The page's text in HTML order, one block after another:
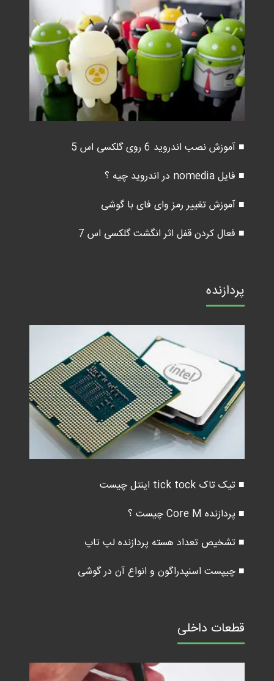
■ آموزش نصب اندروید 6 روی گلکسی اس 5
■ فایل nomedia در اندروید چیه ؟
■ آموزش تغییر رمز وای فای با گوشی
■ فعال کردن قفل اثر انگشت گلکسی اس 7
پردازنده
■ تیک تاک tick tock اینتل چیست
■ پردازنده Core M چیست ؟
■ تشخیص تعداد هسته پردازنده لپ تاپ
■ چیپست اسنپدراگون و انواع آن در گوشی
قطعات داخلی